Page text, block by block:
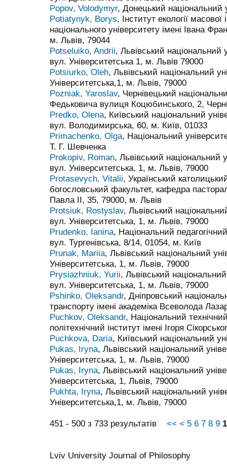
Popov, Volodymyr, Донецький національний
Potiatynyk, Borys, Інститут екології
національного університету імені Івана
м. Львів, 79044
Potseluiko, Andrii, Львівський національний
вул. Університетська 1, м. Львів 79000
Potsiurko, Oleh, Львівський національний
Університетська,1, м. Львів, 79000
Pozniak, Yaroslav, Чернівецький
Федьковича вулиця Коцюбинського, 2,
Predko, Olena, Київський національний
вул. Володимирська, 60, м. Київ, 01033
Primachenko, Olga, Національний
Т. Г. Шевченка
Prokopiv, Roman, Львівський національний
вул. Університетська, 1, м. Львів, 79000
Protasevych, Vitalii, Український
богословський факультет, кафедра
Павла II, 35, 79000, м. Львів
Protsiuk, Rostyslav, Львівський
вул. Університетська, 1, м. Львів, 79000
Prudenko, Ianina, Національний
вул. Тургенівська, 8/14, 01054, м. Київ
Prunak, Mariia, Львівський національний
Університетська, 1, м. Львів, 79000
Prysiazhniuk, Yurii, Львівський
вул. Університетська, 1, м. Львів, 79000
Pshinko, Oleksandr, Дніпровський
транспорту імені академіка Всеволода
Puchkov, Oleksandr, Національний
політехнічний інститут імені Ігоря
Puchkova, Daria, Київський національний
Pukas, Iryna, Львівський національний
Університетська, 1, м. Львів, 79000
Pukas, Iryna, Львівський національний
Університетська, 1, Львів, 79000
Pukhta, Iryna, Львівський національний
Університетська,1, м. Львів, 79000
451 - 500 з 733 результатів << < 5 6 7 8 9
Lviv University Journal of Philosophy